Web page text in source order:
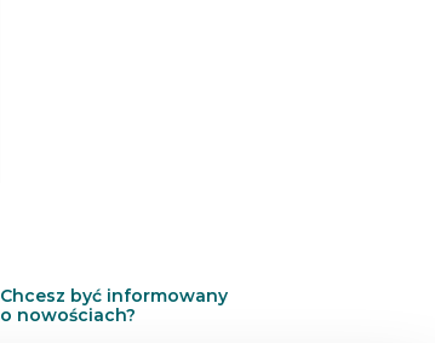
Chcesz być informowany
o nowościach?